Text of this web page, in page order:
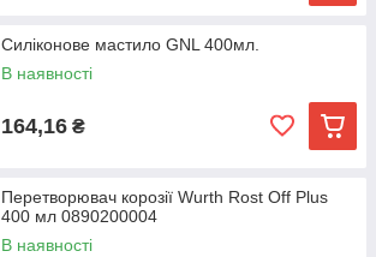
Силіконове мастило GNL 400мл.
В наявності
164,16 ₴
Перетворювач корозії Wurth Rost Off Plus
400 мл 0890200004
В наявності